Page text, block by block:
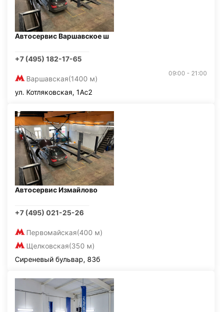
Автосервис Варшавское ш
+7 (495) 182-17-65
Варшавская(1400 м)
09:00 - 21:00
ул. Котляковская, 1Ас2
Автосервис Измайлово
+7 (495) 021-25-26
Первомайская(400 м)
Щелковская(350 м)
Сиреневый бульвар, 83б